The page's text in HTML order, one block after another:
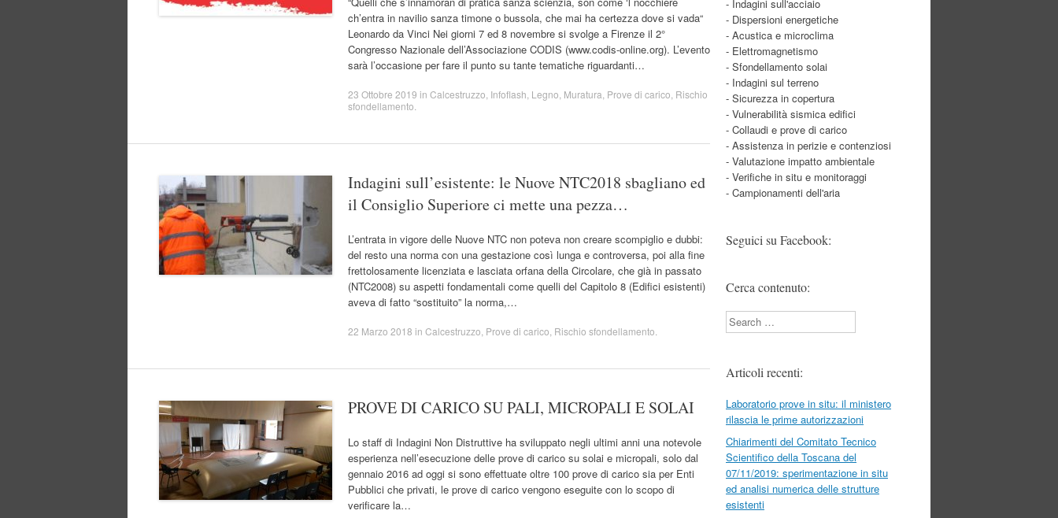
ch’entra in navilio sanza timone o bussola, che mai ha certezza dove si vada“
Leonardo da Vinci Nei giorni 7 ed 8 novembre si svolge a Firenze il 2°
Congresso Nazionale dell’Associazione CODIS (www.codis-online.org). L’evento
sarà l’occasione per fare il punto su tante tematiche riguardanti…
23 Ottobre 2019 in Calcestruzzo Infoflash Legno Muratura Prove di carico Rischio
sfondellamento
Indagini sull’esistente: le Nuove NTC2018 sbagliano ed
il Consiglio Superiore ci mette una pezza…
L’entrata in vigore delle Nuove NTC non poteva non creare scompiglio e dubbi:
del resto una norma con una gestazione così lunga e controversa, poi alla fine
frettolosamente licenziata e lasciata orfana della Circolare, che già in passato
(NTC2008) su aspetti fondamentali come quelli del Capitolo 8 (Edifici esistenti)
aveva di fatto “sostituito” la norma,…
22 Marzo 2018 in Calcestruzzo Prove di carico Rischio sfondellamento
PROVE DI CARICO SU PALI, MICROPALI E SOLAI
Lo staff di Indagini Non Distruttive ha sviluppato negli ultimi anni una notevole
esperienza nell’esecuzione delle prove di carico su solai e micropali, solo dal
gennaio 2016 ad oggi si sono effettuate oltre 100 prove di carico sia per Enti
Pubblici che privati, le prove di carico vengono eseguite con lo scopo di
verificare la…
- Indagini sull'acciaio
- Dispersioni energetiche
- Acustica e microclima
- Elettromagnetismo
- Sfondellamento solai
- Indagini sul terreno
- Sicurezza in copertura
- Vulnerabilità sismica edifici
- Collaudi e prove di carico
- Assistenza in perizie e contenziosi
- Valutazione impatto ambientale
- Verifiche in situ e monitoraggi
- Campionamenti dell'aria
Seguici su Facebook:
Cerca contenuto:
Search
Articoli recenti:
Laboratorio prove in situ: il ministero
rilascia le prime autorizzazioni
Chiarimenti del Comitato Tecnico
Scientifico della Toscana del
07/11/2019: sperimentazione in situ
ed analisi numerica delle strutture
esistenti